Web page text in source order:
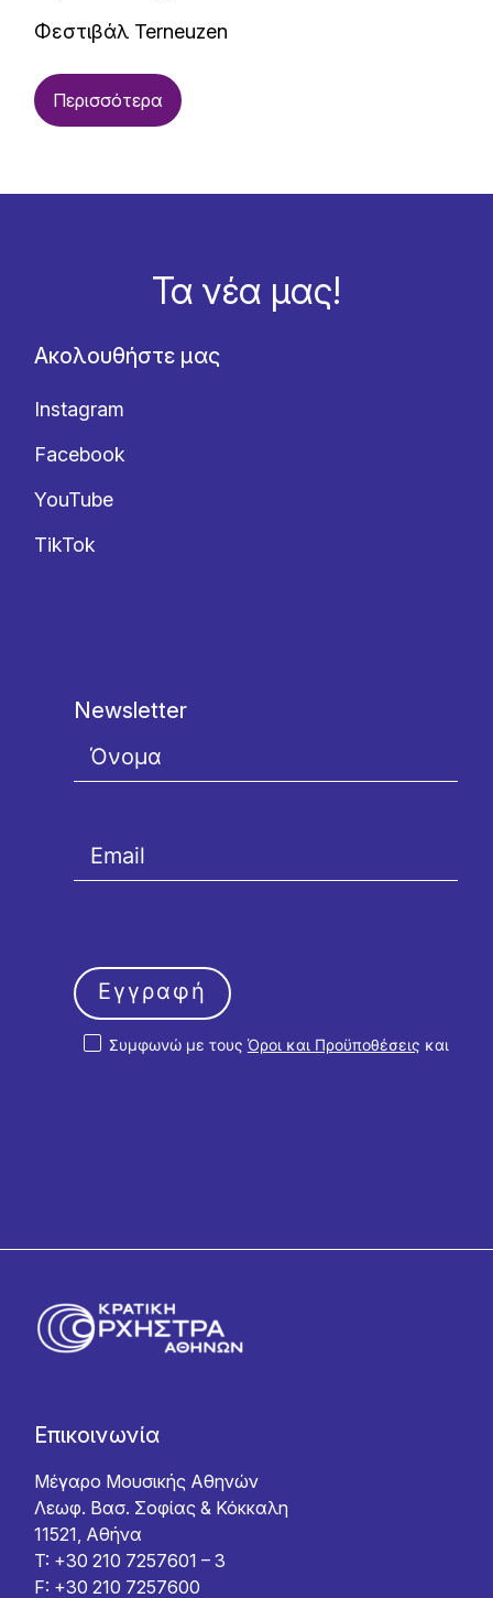
Φεστιβάλ Terneuzen
Περισσότερα
Τα νέα μας!
Ακολουθήστε μας
Instagram
Facebook
YouTube
TikTok
Newsletter
Συμφωνώ με τους Όροι και Προϋποθέσεις και
Εγγραφή
Επικοινωνία
Μέγαρο Μουσικής Αθηνών
Λεωφ. Βασ. Σοφίας & Κόκκαλη
11521, Αθήνα
T: +30 210 7257601 – 3
F: +30 210 7257600